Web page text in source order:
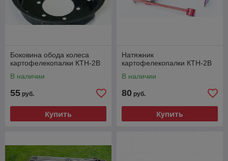
Боковина обода колеса
картофелекопалки КТН-2В
В наличии
55 руб.
Купить
Натяжник
картофелекопалки КТН-2В
В наличии
80 руб.
Купить